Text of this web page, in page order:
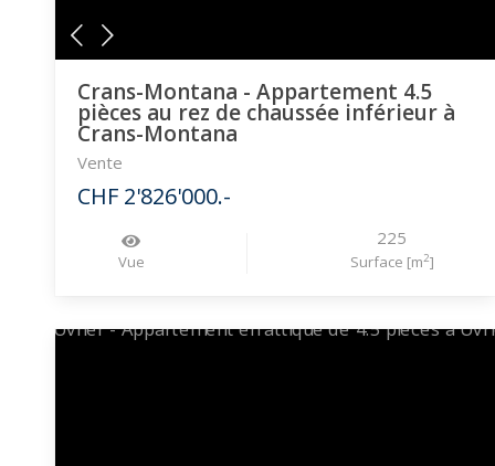
Crans-Montana - Appartement 4.5
pièces au rez de chaussée inférieur à
Crans-Montana
Vente
CHF 2'826'000.-
Vue
225
Surface [m2]